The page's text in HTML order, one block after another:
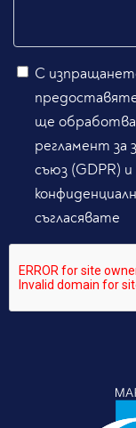
С
ще
регламент за
съюз (GDPR)
съгласявате